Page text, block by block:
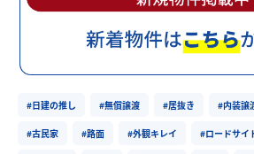
#日建の推し #無償譲渡 #居抜き #内装譲
#古民家 #路面 #外観キレイ #ロードサイ